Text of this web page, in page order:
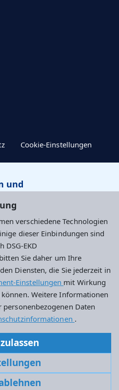
verschiedene Technologien
dieser Einbindungen sind
DSG-EKD
Sie daher um Ihre
Diensten, die Sie jederzeit in
Einstellungen mit Wirkung
Weitere Informationen
Daten
.
Cookie-Einstellungen
und
Wiesbaden